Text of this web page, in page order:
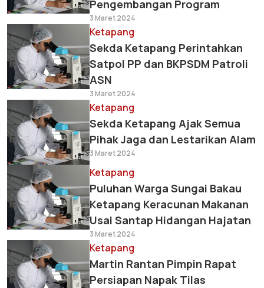
Pengembangan Program
3 Maret 2024
Ketapang
Sekda Ketapang Perintahkan
Satpol PP dan BKPSDM Patroli
ASN
3 Maret 2024
Ketapang
Sekda Ketapang Ajak Semua
Pihak Jaga dan Lestarikan Alam
3 Maret 2024
Ketapang
Puluhan Warga Sungai Bakau
Ketapang Keracunan Makanan
Usai Santap Hidangan Hajatan
3 Maret 2024
Ketapang
Martin Rantan Pimpin Rapat
Persiapan Napak Tilas